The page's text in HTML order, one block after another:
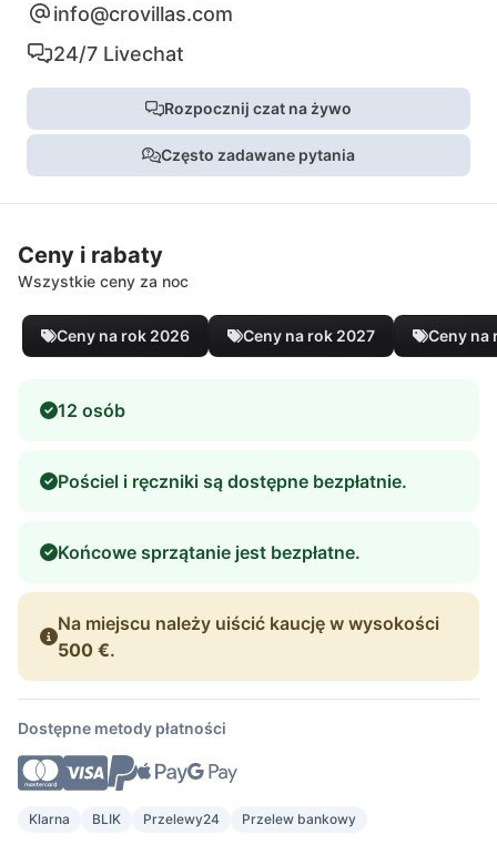
info@crovillas.com
24/7 Livechat
Rozpocznij czat na żywo
Często zadawane pytania
Ceny i rabaty
Wszystkie ceny za noc
Ceny na rok 2026 Ceny na rok 2027 Ceny na
12 osób
Pościel i ręczniki są dostępne bezpłatnie.
Końcowe sprzątanie jest bezpłatne.
Na miejscu należy uiścić kaucję w wysokości
500 €.
Dostępne metody płatności
Klarna BLIK Przelewy24 Przelew bankowy